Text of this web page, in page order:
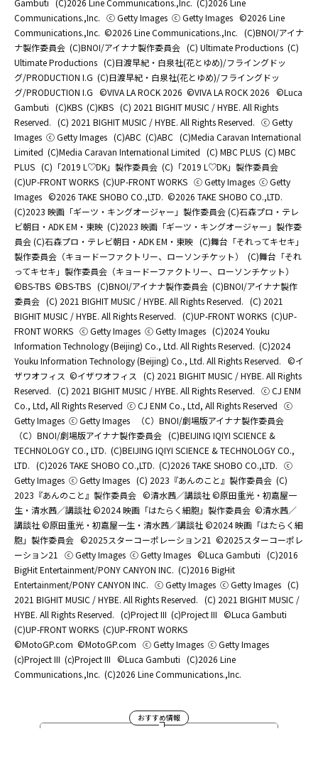
Communications.,Inc. ⓒ Getty Images ⓒ Getty Images ©2026 Line
Communications.,Inc. ©2026 Line Communications.,Inc. (C)BNOI/アイナ
ナ製作委員会 (C)BNOI/アイナナ製作委員会 (C) Ultimate Productions (C)
Ultimate Productions (C)日渡早紀・白泉社(花とゆめ)/フライングドッ
グ/PRODUCTION I.G (C)日渡早紀・白泉社(花とゆめ)/フライングドッ
グ/PRODUCTION I.G ©️VIVA LA ROCK 2026 ©️VIVA LA ROCK 2026 ©Luca
Gambuti (C)KBS (C)KBS (C) 2021 BIGHIT MUSIC / HYBE. All Rights
Reserved. (C) 2021 BIGHIT MUSIC / HYBE. All Rights Reserved. ⓒ Getty
Images ⓒ Getty Images (C)ABC (C)ABC (C)Media Caravan International
Limited (C)Media Caravan International Limited (C) MBC PLUS (C) MBC
PLUS (C)「2019 L♡DK」製作委員会 (C)「2019 L♡DK」製作委員会
(C)UP-FRONT WORKS (C)UP-FRONT WORKS ⓒ Getty Images ⓒ Getty
Images ©2026 TAKE SHOBO CO.,LTD. ©2026 TAKE SHOBO CO.,LTD.
(C)2023 映画「ギーツ・キングオージャー」製作委員会 (C)石森プロ・テレ
ビ朝日・ADK EM・東映 (C)2023 映画「ギーツ・キングオージャー」製作委
員会 (C)石森プロ・テレビ朝日・ADK EM・東映 (C)舞台「それってキセキ」
製作委員会（キョードーファクトリー、ローソンチケット）
(C)舞台「それ
ってキセキ」製作委員会（キョードーファクトリー、ローソンチケット）
©BS-TBS ©BS-TBS (C)BNOI/アイナナ製作委員会 (C)BNOI/アイナナ製作
委員会 (C) 2021 BIGHIT MUSIC / HYBE. All Rights Reserved. (C) 2021
BIGHIT MUSIC / HYBE. All Rights Reserved. (C)UP-FRONT WORKS (C)UP-
FRONT WORKS ⓒ Getty Images ⓒ Getty Images (C)2024 Youku
Information Technology (Beijing) Co., Ltd. All Rights Reserved. (C)2024
Youku Information Technology (Beijing) Co., Ltd. All Rights Reserved. ©イ
ザワオフィス ©イザワオフィス
(C) 2021 BIGHIT MUSIC / HYBE. All Rights
Reserved. (C) 2021 BIGHIT MUSIC / HYBE. All Rights Reserved. ⓒ CJ ENM
Co., Ltd, All Rights Reserved ⓒ CJ ENM Co., Ltd, All Rights Reserved ⓒ
Getty Images ⓒ Getty Images
（C）BNOI/劇場版アイナナ製作委員会
（C）BNOI/劇場版アイナナ製作委員会 (C)BEIJING IQIYI SCIENCE &
TECHNOLOGY CO., LTD. (C)BEIJING IQIYI SCIENCE & TECHNOLOGY CO.,
LTD. (C)2026 TAKE SHOBO CO.,LTD. (C)2026 TAKE SHOBO CO.,LTD. ⓒ
Getty Images ⓒ Getty Images (C) 2023『あんのこと』製作委員会 (C)
2023『あんのこと』製作委員会 ©清水茜／講談社 ©原田重光・初嘉屋一
生・清水茜／講談社 ©2024 映画「はたらく細胞」製作委員会 ©清水茜／
講談社 ©原田重光・初嘉屋一生・清水茜／講談社 ©2024 映画「はたらく細
胞」製作委員会 ©2025スターコーポレーション21 ©2025スターコーポレ
ーション21
ⓒ Getty Images ⓒ Getty Images ©Luca Gambuti (C)2016
BigHit Entertainment/PONY CANYON INC. (C)2016 BigHit
Entertainment/PONY CANYON INC. ⓒ Getty Images ⓒ Getty Images (C)
2021 BIGHIT MUSIC / HYBE. All Rights Reserved. (C) 2021 BIGHIT MUSIC /
HYBE. All Rights Reserved. (c)Project III (c)Project III ©Luca Gambuti
(C)UP-FRONT WORKS (C)UP-FRONT WORKS
©MotoGP.com ©MotoGP.com ⓒ Getty Images ⓒ Getty Images
(c)Project III (c)Project III ©Luca Gambuti (C)2026 Line
Communications.,Inc. (C)2026 Line Communications.,Inc.
おすすめ情報